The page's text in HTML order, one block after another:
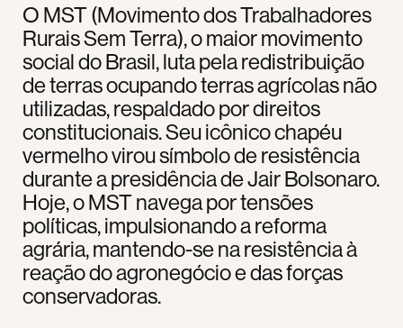
O MST (Movimento dos Trabalhadores
Rurais Sem Terra), o maior movimento
social do Brasil, luta pela redistribuição
de terras ocupando terras agrícolas não
utilizadas, respaldado por direitos
constitucionais. Seu icônico chapéu
vermelho virou símbolo de resistência
durante a presidência de Jair Bolsonaro.
Hoje, o MST navega por tensões
políticas, impulsionando a reforma
agrária, mantendo-se na resistência à
reação do agronegócio e das forças
conservadoras.